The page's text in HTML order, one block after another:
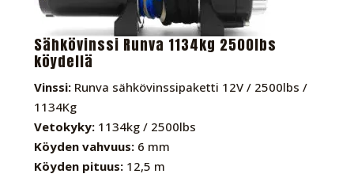
Sähkövinssi Runva 1134kg 2500lbs
köydellä
Vinssi:Runva sähkövinssipaketti 12V / 2500lbs /
1134Kg
Vetokyky:1134kg / 2500lbs
Köyden vahvuus:6 mm
Köyden pituus:12,5 m